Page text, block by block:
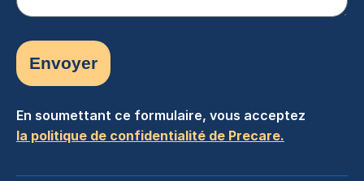
En soumettant ce formulaire, vous acceptez
la politique de confidentialité de Precare.